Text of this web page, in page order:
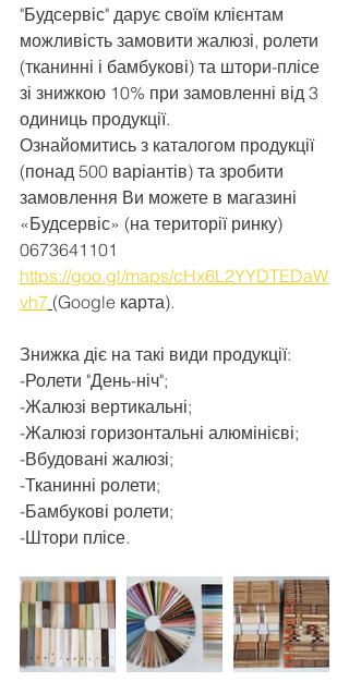
"Будсервіс" дарує своїм клієнтам
можливість замовити жалюзі, ролети
(тканинні і бамбукові) та штори-плісе
зі знижкою 10% при замовленні від 3
одиниць продукції.
Ознайомитись з каталогом продукції
(понад 500 варіантів) та зробити
замовлення Ви можете в магазині
«Будсервіс» (на території ринку)
0673641101
https://goo.gl/maps/cHx6L2YYDTEDaW
vh7 (Google карта).
Знижка діє на такі види продукції:
-Ролети "День-ніч";
-Жалюзі вертикальні;
-Жалюзі горизонтальні алюмінієві;
-Вбудовані жалюзі;
-Тканинні ролети;
-Бамбукові ролети;
-Штори плісе.